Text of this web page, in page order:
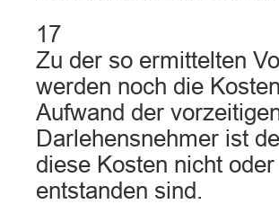
17
Zu der so ermittelten
werden noch die
Aufwand der
Darlehensnehmer ist
diese Kosten nicht
entstanden sind.